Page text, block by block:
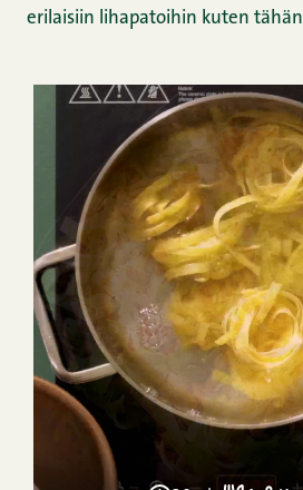
erilaisiin lihapatoihin kuten tähän